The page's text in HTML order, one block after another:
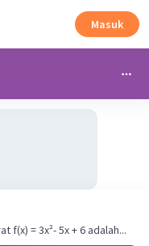
Masuk
f(x) = 3x²- 5x + 6 adalah...